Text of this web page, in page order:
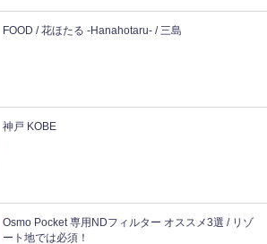
FOOD / 花ほたる -Hanahotaru- / 三島
神戸 KOBE
Osmo Pocket 専用NDフィルター オススメ3選 / リゾ
ート地では必須！